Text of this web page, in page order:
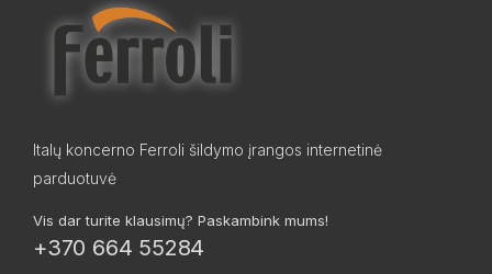
Italų koncerno Ferroli šildymo įrangos internetinė
parduotuvė
Vis dar turite klausimų? Paskambink mums!
+370 664 55284